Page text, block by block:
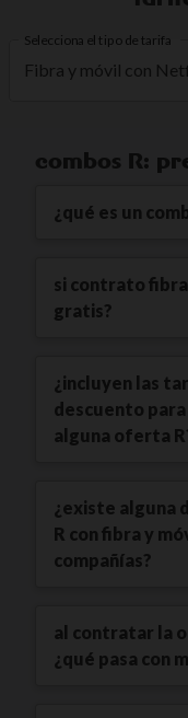
Selecciona el tipo de tarifa
Fibra y móvil con
combos R:
¿qué es un
si contrato fibra
gratis?
¿incluyen las
descuento
alguna oferta
¿existe alguna
R con fibra y
compañías?
al contratar la
¿qué pasa con